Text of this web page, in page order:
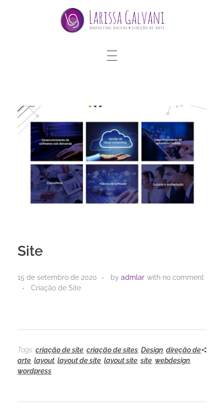
Site
15 de setembro de 2020 by admlar with no comment
Criação de Site
Tags: criação de site criação de sites Design direção de
arte layout layout de site layout site site webdesign
wordpress